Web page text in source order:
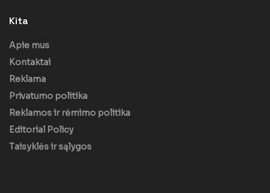
Kita
Apie mus
Kontaktai
Reklama
Privatumo politika
Reklamos ir rėmimo politika
Editorial Policy
Taisyklės ir sąlygos